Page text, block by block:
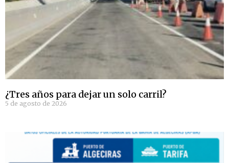
¿Tres años para dejar un solo carril?
5 de agosto de 2026